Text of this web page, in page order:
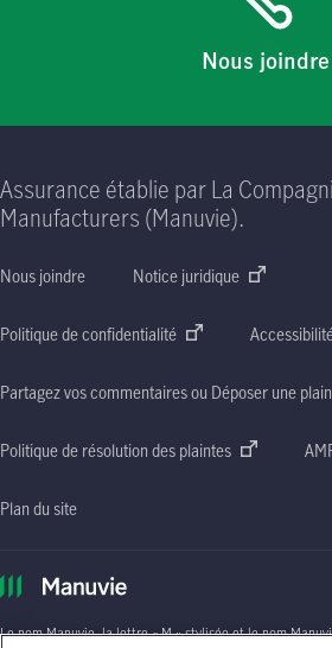
Nous joindre
Assurance établie par La
Manufacturers (Manuvie).
Nous joindre Notice juridique
Politique de confidentialité
Partagez vos commentaires ou Déposer une
Politique de résolution des plaintes
Plan du site
Le nom Manuvie, la lettre« M »stylisée et le nom